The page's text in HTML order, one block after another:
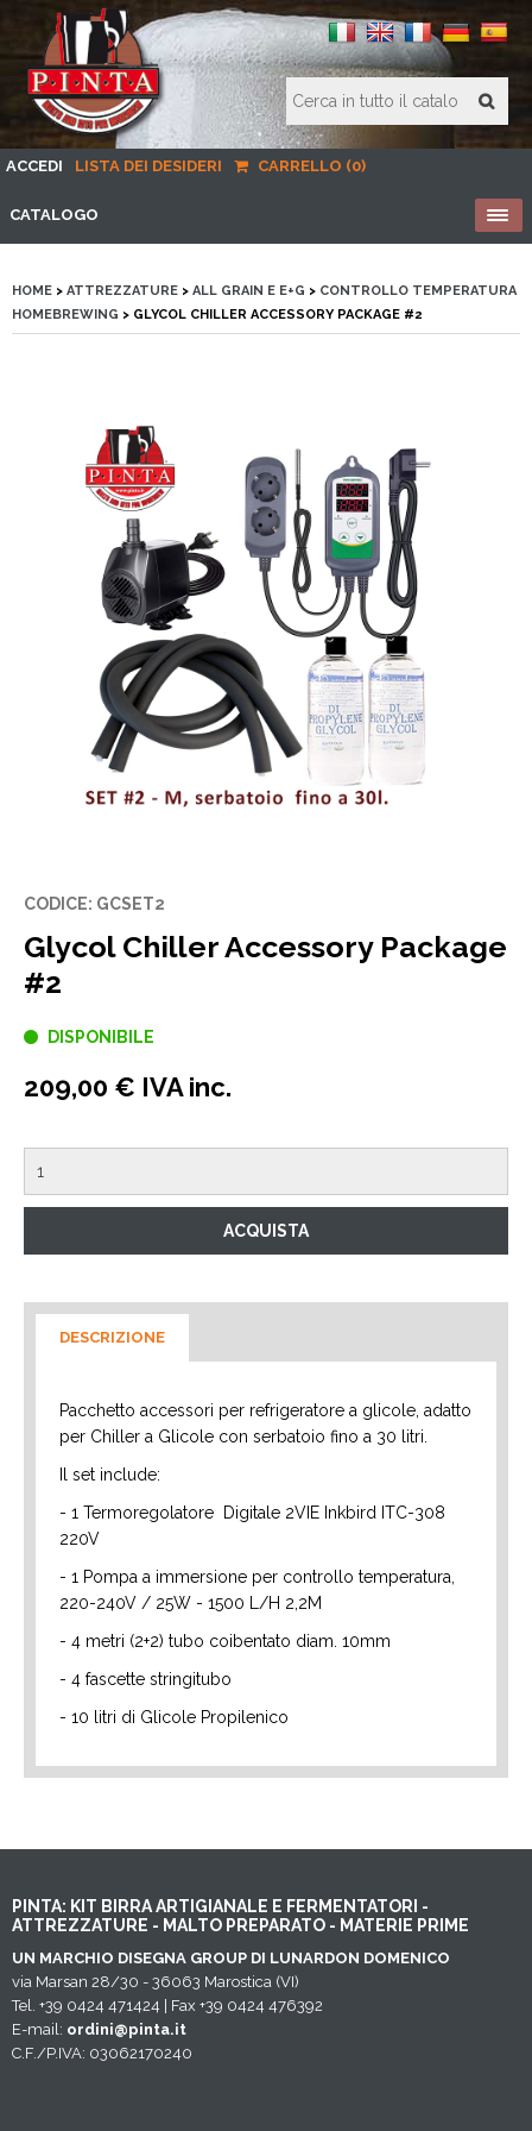
ACCEDI LISTA DEI DESIDERI CARRELLO (0)
CATALOGO
HOME > ATTREZZATURE > ALL GRAIN E E+G > CONTROLLO TEMPERATURA
HOMEBREWING > GLYCOL CHILLER ACCESSORY PACKAGE #2
CODICE: GCSET2
Glycol Chiller Accessory Package
#2
DISPONIBILE
209,00 € IVA inc.
DESCRIZIONE
Pacchetto accessori per refrigeratore a glicole, adatto
per Chiller a Glicole con serbatoio fino a 30 litri.
Il set include:
- 1 Termoregolatore Digitale 2VIE Inkbird ITC-308
220V
- 1 Pompa a immersione per controllo temperatura,
220-240V / 25W - 1500 L/H 2,2M
- 4 metri (2+2) tubo coibentato diam. 10mm
- 4 fascette stringitubo
- 10 litri di Glicole Propilenico
PINTA: KIT BIRRA ARTIGIANALE E FERMENTATORI -
ATTREZZATURE - MALTO PREPARATO - MATERIE PRIME
UN MARCHIO DISEGNA GROUP DI LUNARDON DOMENICO
via Marsan 28/30 - 36063 Marostica (VI)
Tel. +39 0424 471424 | Fax +39 0424 476392
E-mail: ordini@pinta.it
C.F./P.IVA: 03062170240